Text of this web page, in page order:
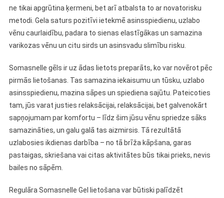
ne tikai apgrūtina ķermeni, bet arī atbalsta to ar novatorisku
metodi. Gela saturs pozitīvi ietekmē asinsspiedienu, uzlabo
vēnu caurlaidību, padara to sienas elastīgākas un samazina
varikozas vēnu un citu sirds un asinsvadu slimību risku.
Somasnelle gēls ir uz ādas lietots preparāts, ko var novērot pēc
pirmās lietošanas. Tas samazina iekaisumu un tūsku, uzlabo
asinsspiedienu, mazina sāpes un spiediena sajūtu. Pateicoties
tam, jūs varat justies relaksācijai, relaksācijai, bet galvenokārt
sapņojumam par komfortu – līdz šim jūsu vēnu spriedze sāks
samazināties, un galu galā tas aizmirsis. Tā rezultātā
uzlabosies ikdienas darbība – no tā brīža kāpšana, garas
pastaigas, skriešana vai citas aktivitātes būs tikai prieks, nevis
bailes no sāpēm.
Regulāra Somasnelle Gel lietošana var būtiski palīdzēt